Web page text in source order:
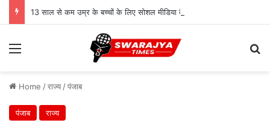
Menu
Home /राज्य /पंजाब
पंजाब राज्य